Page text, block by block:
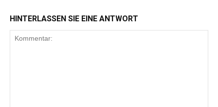
HINTERLASSEN SIE EINE ANTWORT